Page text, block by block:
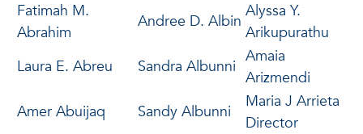
Fatimah M.
Abrahim
Andree D. Albin
Alyssa Y.
Arikupurathu
Laura E. Abreu
Sandra Albunni
Amaia
Arizmendi
Amer Abuijaq
Sandy Albunni
Maria J Arrieta
Director